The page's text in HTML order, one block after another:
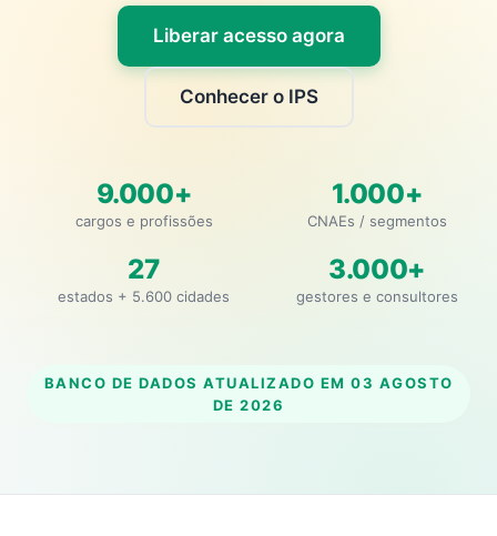
Liberar acesso agora
Conhecer o IPS
9.000+
cargos e profissões
1.000+
CNAEs / segmentos
27
estados + 5.600 cidades
3.000+
gestores e consultores
BANCO DE DADOS ATUALIZADO EM 03 AGOSTO
DE 2026